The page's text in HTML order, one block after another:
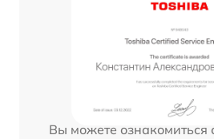
Вы можете ознакомиться